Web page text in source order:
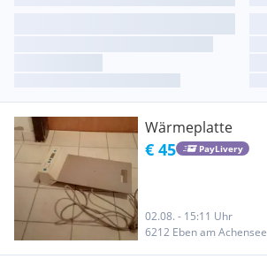
Wärmeplatte
€ 45 PayLivery
02.08. - 15:11 Uhr
6212 Eben am Achensee